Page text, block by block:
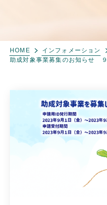
HOME インフォメーション
助成対象事業募集のお知らせ